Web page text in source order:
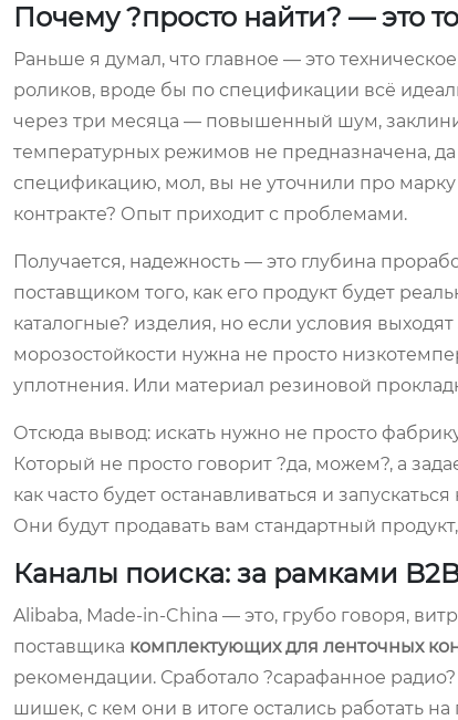
Почему ?просто найти? — это
Раньше я думал, что главное — это
роликов, вроде бы по спецификации всё
через три месяца — повышенный шум,
температурных режимов не предназначена,
спецификацию, мол, вы не уточнили про марку
контракте? Опыт приходит с проблемами.
Получается, надежность — это глубина
поставщиком того, как его продукт будет
каталогные? изделия, но если условия
морозостойкости нужна не просто
уплотнения. Или материал резиновой
Отсюда вывод: искать нужно не просто
Который не просто говорит ?да, можем?, а
как часто будет останавливаться и
Они будут продавать вам стандартный
Каналы поиска: за рамками
Alibaba, Made-in-China — это, грубо говоря,
поставщика комплектующих для ленточных
рекомендации. Сработало ?сарафанное
шишек, с кем они в итоге остались работать